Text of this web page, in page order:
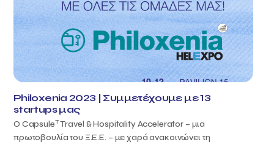
Philoxenia 2023 | Συμμετέχουμε με 13
startups μας
Ο CapsuleTTravel & Hospitality Accelerator – μια
πρωτοβουλία του Ξ.Ε.Ε. – με χαρά ανακοινώνει τη